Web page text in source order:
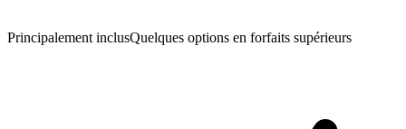
Principalement inclusQuelques options en forfaits supérieurs